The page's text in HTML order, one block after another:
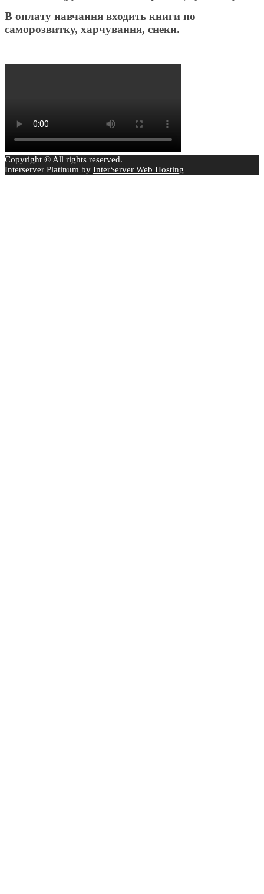
В оплату навчання входить книги по
саморозвитку, харчування, снеки.
Copyright © All rights reserved.
Interserver Platinum by InterServer Web Hosting